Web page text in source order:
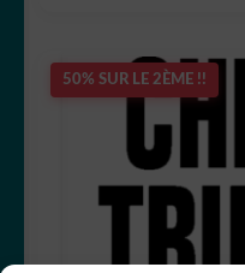
50% SUR LE 2ÈME !!